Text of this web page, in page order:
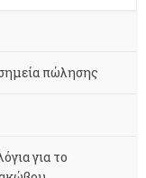
πώλησης
για το